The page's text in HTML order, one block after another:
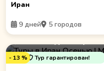
Иран
9 дней 5 городов
- 13 %
Островные
Тур гарантирован!